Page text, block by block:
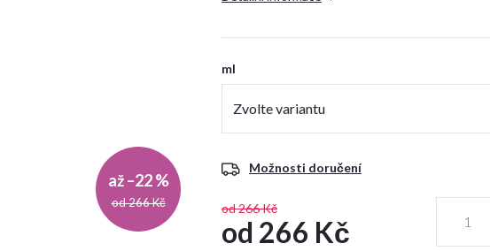
od 266 Kč
až –22 %
ml
Možnosti doručení
od 266 Kč
od 266 Kč